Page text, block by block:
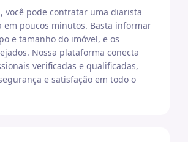
você pode contratar uma diarista
em poucos minutos. Basta informar
e tamanho do imóvel, e os
Nossa plataforma conecta
verificadas e qualificadas,
e satisfação em todo o